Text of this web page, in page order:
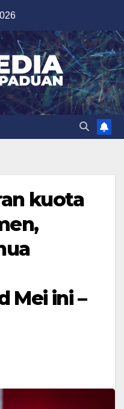
kuota
Mei ini –